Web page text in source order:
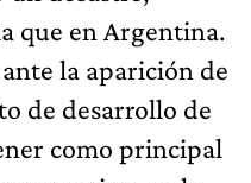
que en Argentina.
la aparición de
de desarrollo de
como principal